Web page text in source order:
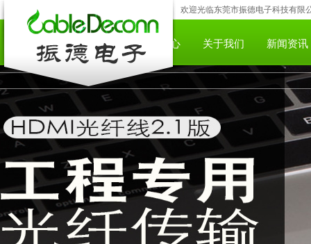
欢迎光临东莞市振德电子科技有限
网站首页 产品中心 下载中心 关于我们 新闻资讯